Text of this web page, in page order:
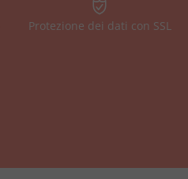
Protezione dei dati con SSL